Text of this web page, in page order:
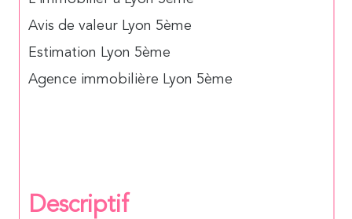
Avis de valeur Lyon 5ème
Estimation Lyon 5ème
Agence immobilière Lyon 5ème
Descriptif